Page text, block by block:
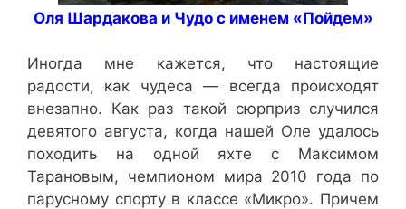
Оля Шардакова и Чудо с именем «Пойдем»
Иногда мне кажется, что настоящие
радости, как чудеса — всегда происходят
внезапно. Как раз такой сюрприз случился
девятого августа, когда нашей Оле удалось
походить на одной яхте с Максимом
Тарановым, чемпионом мира 2010 года по
парусному спорту в классе «Микро». Причем